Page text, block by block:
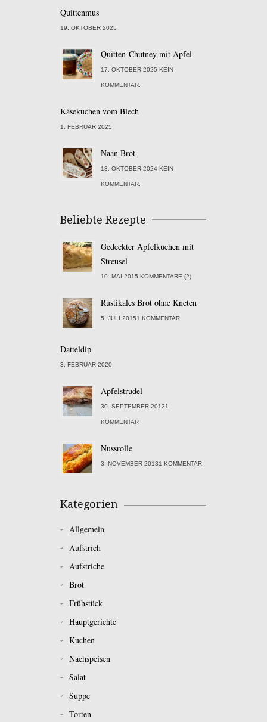
Quittenmus
19. OKTOBER 2025
Quitten-Chutney mit Apfel
17. OKTOBER 2025 KEIN
KOMMENTAR.
Käsekuchen vom Blech
1. FEBRUAR 2025
Naan Brot
13. OKTOBER 2024 KEIN
KOMMENTAR.
Beliebte Rezepte
Gedeckter Apfelkuchen mit
Streusel
10. MAI 2015 KOMMENTARE (2)
Rustikales Brot ohne Kneten
5. JULI 20151 KOMMENTAR
Datteldip
3. FEBRUAR 2020
Apfelstrudel
30. SEPTEMBER 20121
KOMMENTAR
Nussrolle
3. NOVEMBER 20131 KOMMENTAR
Kategorien
Allgemein
Aufstrich
Aufstriche
Brot
Frühstück
Hauptgerichte
Kuchen
Nachspeisen
Salat
Suppe
Torten